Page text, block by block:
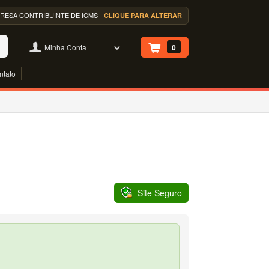
CONTRIBUINTE DE ICMS - CLIQUE PARA ALTERAR
Minha Conta 0
Site Seguro